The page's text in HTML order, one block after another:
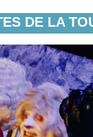
DE LA